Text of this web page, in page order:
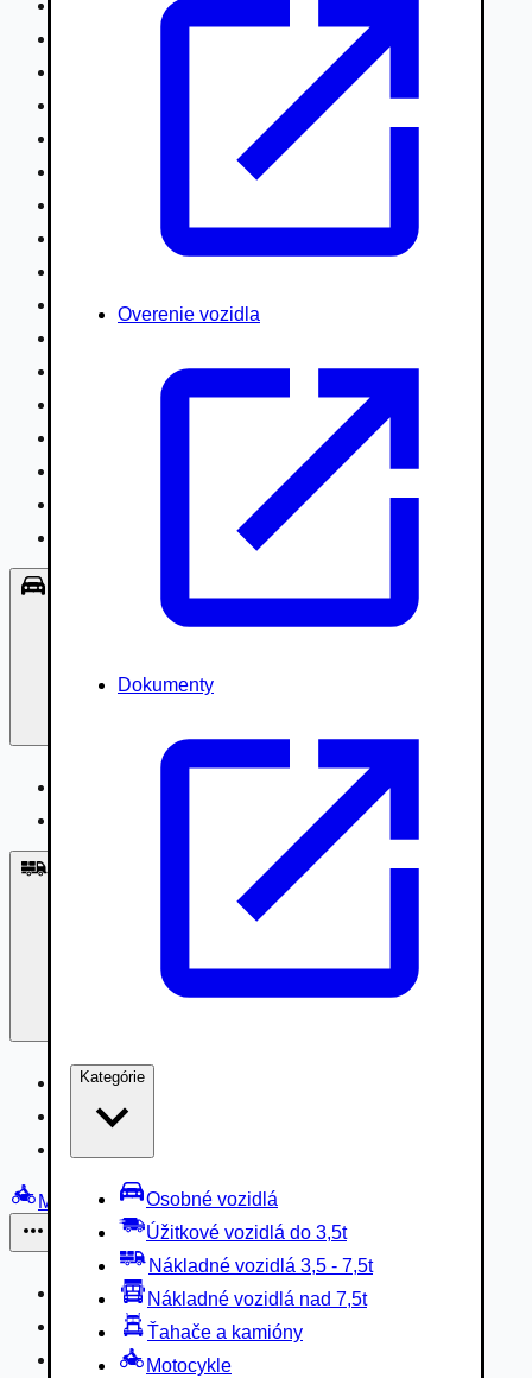
Overenie vozidla
Dokumenty
Kategórie
Osobné vozidlá
Úžitkové vozidlá do 3,5t
Nákladné vozidlá 3,5 - 7,5t
Nákladné vozidlá nad 7,5t
Ťahače a kamióny
Motocykle
Nákladné vozidlá nad 7,5t
Vodné/Snežné skútre, štvorkolky
Poľnohospodárske vozidlá / stroje
Hydraulické ruky autožeriavy
Špeciály/nosiče kontajnerov
Návesy/prívesy nadstavby
Lode/člny, lietadlá/vznášadlá
Príslušenstvo, Oblečenie
Nákladné vozidlá 3,5 - 7,5t
Nákladné vozidlá nad 7,5t
Motocykle
Náhradné diely
Autobusy
Vodné/Snežné skútre, štvorkolky